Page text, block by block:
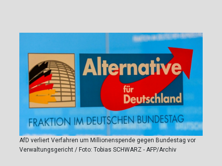
AfD verliert Verfahren um Millionenspende gegen Bundestag vor
Verwaltungsgericht / Foto: Tobias SCHWARZ - AFP/Archiv